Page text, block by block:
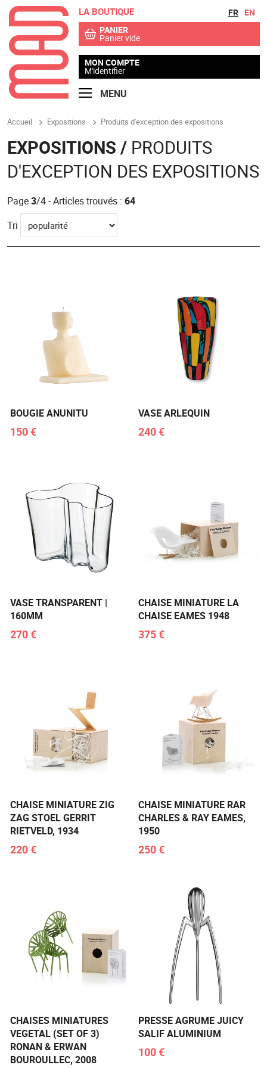
Aller au menu
Aller au contenu FR EN
LA BOUTIQUE
PANIER
Panier vide
MON COMPTE
M'identifier
MENU
Accueil Expositions Produits d'exception des expositions
EXPOSITIONS / PRODUITS
D'EXCEPTION DES EXPOSITIONS
Page3/4 - Articles trouvés : 64
Tri
BOUGIE ANUNITU
150 €
VASE ARLEQUIN
240 €
VASE TRANSPARENT |
160MM
270 €
CHAISE MINIATURE LA
CHAISE EAMES 1948
375 €
CHAISE MINIATURE ZIG
ZAG STOEL GERRIT
RIETVELD, 1934
220 €
CHAISE MINIATURE RAR
CHARLES & RAY EAMES,
1950
250 €
CHAISES MINIATURES
VEGETAL (SET OF 3)
RONAN & ERWAN
BOUROULLEC, 2008
PRESSE AGRUME JUICY
SALIF ALUMINIUM
100 €